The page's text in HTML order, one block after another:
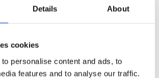
Details About
cookies
personalise content and ads, to
features and to analyse our traffic.